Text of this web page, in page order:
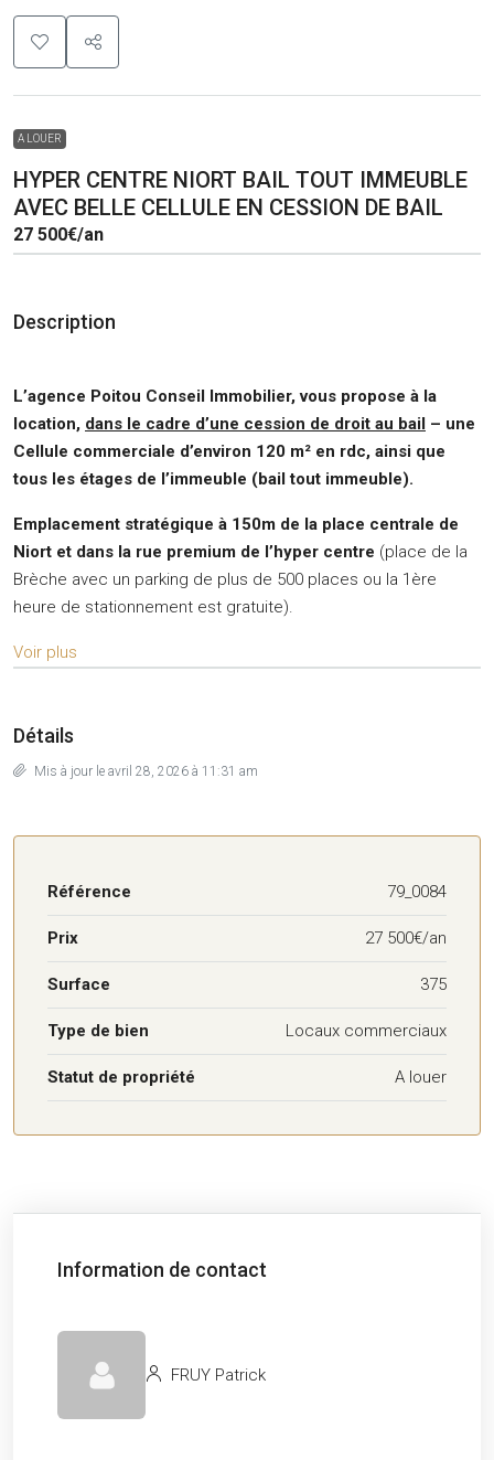
A LOUER
HYPER CENTRE NIORT BAIL TOUT IMMEUBLE
AVEC BELLE CELLULE EN CESSION DE BAIL
27 500€/an
Description
L’agence Poitou Conseil Immobilier, vous propose à la
location, dans le cadre d’une cession de droit au bail – une
Cellule commerciale d’environ 120 m² en rdc, ainsi que
tous les étages de l’immeuble (bail tout immeuble).
Emplacement stratégique à 150m de la place centrale de
Niort et dans la rue premium de l’hyper centre (place de la
Brèche avec un parking de plus de 500 places ou la 1ère
heure de stationnement est gratuite).
Voir plus
Détails
Mis à jour le avril 28, 2026 à 11:31 am
Référence 79_0084
Prix 27 500€/an
Surface 375
Type de bien Locaux commerciaux
Statut de propriété A louer
Information de contact
FRUY Patrick